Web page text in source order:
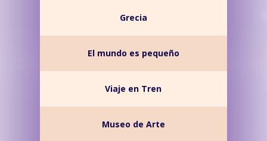
Grecia
El mundo es pequeño
Viaje en Tren
Museo de Arte